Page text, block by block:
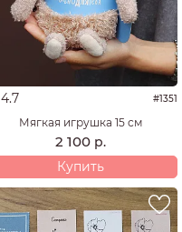
4.7 #1351
Мягкая игрушка 15 см
2 100 р.
Купить